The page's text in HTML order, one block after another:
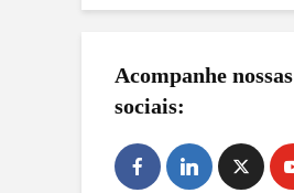
Acompanhe
sociais: